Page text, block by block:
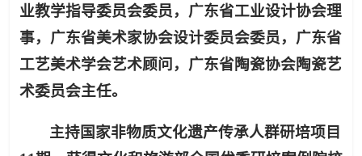
业教学指导委员会委员，广东省工业设计协会理
事，广东省美术家协会设计委员会委员，广东省
工艺美术学会艺术顾问，广东省陶瓷协会陶瓷艺
术委员会主任。
主持国家非物质文化遗产传承人群研培项目